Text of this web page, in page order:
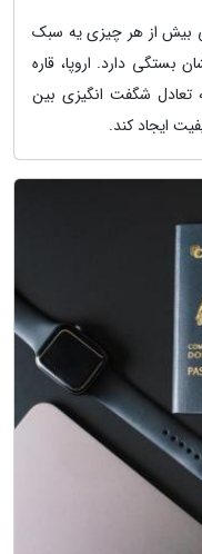
بیش از هر چیزی یه سبک
بستگی دارد. اروپا، قاره
تعادل شگفت انگیزی بین
ایجاد کند.